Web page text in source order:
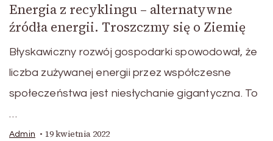
Energia z recyklingu – alternatywne
źródła energii. Troszczmy się o Ziemię
Błyskawiczny rozwój gospodarki spowodował, że
liczba zużywanej energii przez współczesne
społeczeństwa jest niesłychanie gigantyczna. To
…
Admin 19 kwietnia 2022